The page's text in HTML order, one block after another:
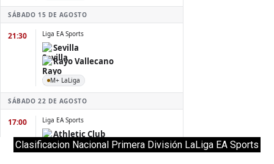
Clasificacion Nacional Primera División LaLiga EA Sports